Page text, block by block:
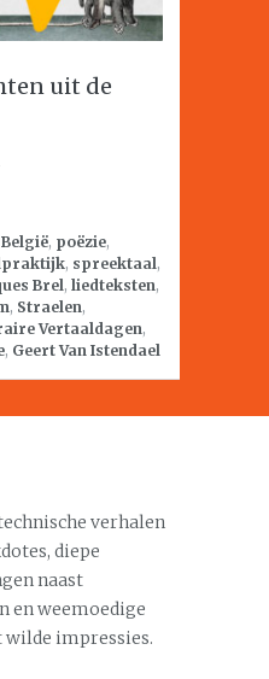
uit de
België, poëzie,
, spreektaal,
Brel, liedteksten,
, Straelen,
Vertaaldagen,
, Geert Van Istendael
verhalen
diepe
naast
en weemoedige
impressies.